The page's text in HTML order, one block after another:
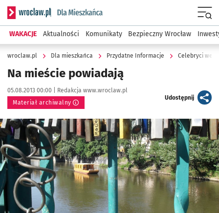
Serwis informacyjny wroclaw.pl podserwis: Dla mieszkańca
WAKACJE Aktualności Komunikaty Bezpieczny Wrocław
wroclaw.pl Dla mieszkańca Przydatne Informacje Celebryci we
Na mieście powiadają
Data publikacji:
05.08.2013 00:00 | Autor:
Redakcja www.wroclaw.pl
Materiał archiwalny
Udostępnijartykuł
Kliknij, aby powiększyć